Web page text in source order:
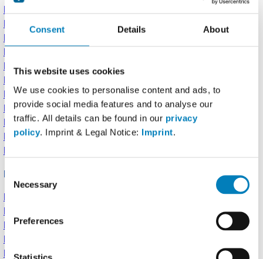
Consent Details About
This website uses cookies
We use cookies to personalise content and ads, to
provide social media features and to analyse our
traffic. All details can be found in our privacy
policy. Imprint & Legal Notice: Imprint.
Consent
Selection
Necessary
Preferences
Statistics
Kaffee mit Milch (1,5% Fett)
Kartoffeln, roh
Kinder Riegel
Kiwi, frisch
Knoblauch / Knoblauchzehe, frisch
Kohlenhydrate, Dummy
Lauch/Porree, frisch
Leinsamen, geschrotet